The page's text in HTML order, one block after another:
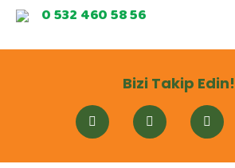
0 532 460 58 56
Bizi Takip Edin!